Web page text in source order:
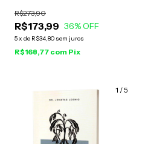
R$173,99
R$273,90
36% OFF
5x de R$34,80 sem juros
R$168,77 com Pix
1 /5